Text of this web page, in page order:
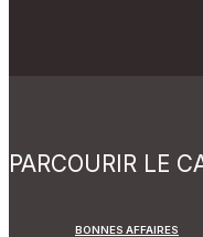
PARCOURIR LE
BONNES AFFAIRES